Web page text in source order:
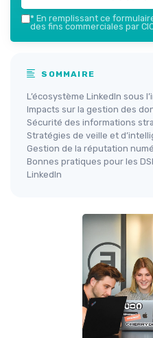
* En remplissant ce
des fins commerciales par
SOMMAIRE
L’écosystème LinkedIn sous
Impacts sur la gestion des
Sécurité des informations
Stratégies de veille et
Gestion de la réputation
Bonnes pratiques pour les
LinkedIn